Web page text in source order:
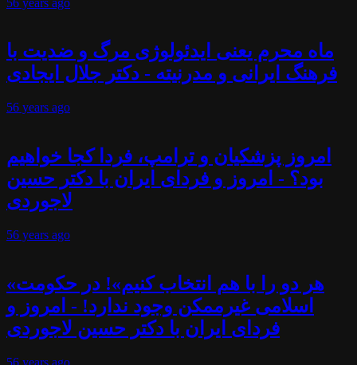
ماه محرم یعنی ایدئولوژی مرگ و ضدیت با
فرهنگ ایرانی و مدرنیته - دکتر جلال ایجادی
56 years ago
امروز پزشکیان و ترامپ، فردا کجا خواهیم
بود؟ - امروز و فردای ایران با دکتر حسین
لاجوردی
56 years ago
«هر دو را با هم انتخاب کنیم»! در حکومت
اسلامی غیرممکن وجود ندارد! - امروز و
فردای ایران با دکتر حسین لاجوردی
56 years ago